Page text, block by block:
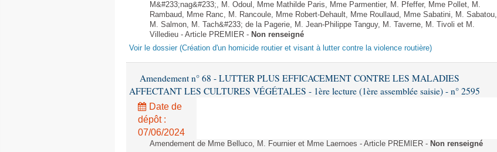
M&#233;nag&#233;, M. Odoul, Mme Mathilde Paris, Mme Parmentier, M. Pfeffer, Mme Pollet, M.
Rambaud, Mme Ranc, M. Rancoule, Mme Robert-Dehault, Mme Roullaud, Mme Sabatini, M. Sabatou,
M. Salmon, M. Tach&#233; de la Pagerie, M. Jean-Philippe Tanguy, M. Taverne, M. Tivoli et M.
Villedieu - Article PREMIER - Non renseigné
Voir le dossier (Création d'un homicide routier et visant à lutter contre la violence routière)
Amendement n° 68 - LUTTER PLUS EFFICACEMENT CONTRE LES MALADIES
AFFECTANT LES CULTURES VÉGÉTALES - 1ère lecture (1ère assemblée saisie) - n° 2595
Date de
dépôt :
07/06/2024
Amendement de Mme Belluco, M. Fournier et Mme Laernoes - Article PREMIER - Non renseigné